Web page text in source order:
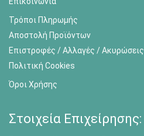
Τρόποι Πληρωμής
Αποστολή Προϊόντων
Επιστροφές / Αλλαγές / Ακυρώσεις
Πολιτική Cookies
Όροι Χρήσης
Στοιχεία Επιχείρησης: